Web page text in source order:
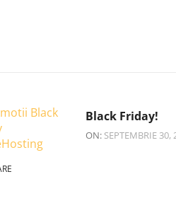
Black Friday!
ON: SEPTEMBRIE 30,